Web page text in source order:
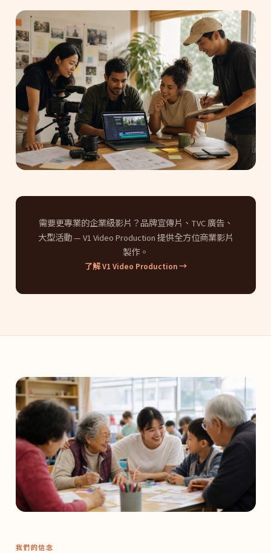
需要更專業的企業級影片？品牌宣傳片、TVC 廣告、
大型活動 — V1 Video Production 提供全方位商業影片
製作。
了解 V1 Video Production →
我們的信念